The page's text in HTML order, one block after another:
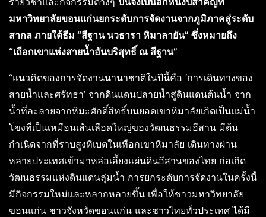
มหาวิทยาลัยขอนแก่นยกระดับการจัดงานจากภูมิภาคสู่ระดับ
สากล ภายใต้ธีม “สีฐาน นวธารา หิมาลายัน” ซึ่งหมายถึง
“เถือกเขาแห่งสายน้ำอันบริสุทธิ์ ณ สีฐาน”
“แนวคิดของการจัดงานนานาชาติในปีนี้คือ ‘การเดินทางของ
สายน้ำและศรัทธา’ จากดินแดนปลายน้ำสู่ดินแดนต้นน้ำ จาก
น้ำที่ละลายจากหิมะศักดิ์สิทธิ์บนยอดเขาหิมาลัยเกิดเป็นแม่น้ำ
โขงที่เป็นเหมือนเส้นเลือดใหญ่ของวัฒนธรรมอีสาน มีต้น
กำเนิดจากที่ราบสูงทิเบตในเทือกเขาหิมาลัย เดินทางผ่าน
หลายประเทศเข้ามาหล่อเลี้ยงแผ่นดินอีสานของไทย ก่อเกิด
วัฒนธรรมแห่งดินแดนลุ่มน้ำ การยกระดับการจัดงานในครั้งนี้
มีกิจกรรมใหม่และหลากหลายขึ้น เพื่อให้ชาวมหาวิทยาลัย
ขอนแก่น ชาวจังหวัดขอนแก่น และชาวไทยทั่วประเทศ ได้มี